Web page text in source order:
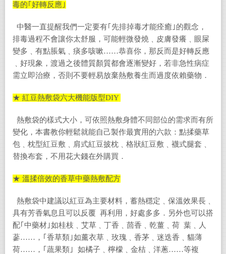
毒的｢好轉反應｣
中醫一直提醒我們一定要有｢先排掉毒才能痊癒｣的觀念，
排毒過程不會讓你太舒服，可能輕微發燒﹑皮膚發癢﹑眼屎
變多﹑有點脹氣﹑痰多咳嗽……恭喜你，那反而是好轉反應
﹑好現象，渡過之後體質顏質都會逐漸變好，若非急性病症
需立即治療，否則不要輕易放棄熱敷養生而過度依賴藥物．
★ 紅豆熱敷袋六大機能版型DIY
熱敷袋的樣式大小，可依照熱敷身體不同部位的需求而有所
變化，本書教你輕鬆就能自己製作最實用的六款：點揉藥草
包﹑枕型紅豆敷﹑肩式紅豆披枕﹑格狀紅豆敷﹑襪式腿套﹑
替換布套，不用花大錢在外購買．
★ 溫揉倍效的香草中藥熱敷配方
熱敷袋中建議以紅豆為主要材料，蓄熱穩定﹑保溫效果長﹑
具有芳香氣息且可以反覆 再利用，好處多多．另外也可以搭
配｢中藥材｣如桂枝﹑艾草﹑丁香﹑茴香﹑乾薑﹑荷 葉﹑人
蔘……，｢香草類｣如薰衣草﹑玫瑰﹑香茅﹑迷迭香﹑貓薄
荷……，｢蔬果類｣ 如橘子﹑檸檬﹑金桔﹑洋蔥……等複